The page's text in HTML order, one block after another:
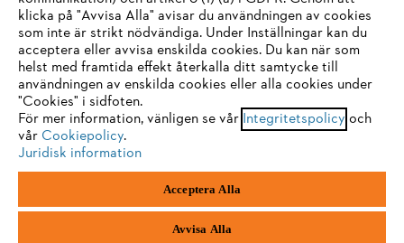
Allmänna villkor och bestämmelser
Integritetspolicy
Juridisk information
Box 3062
Sie nutzen einen Browser, den wir noch nicht unterstützen. Für
eine optimale Nutzung unserer Seite empfehlen wir Ihnen, zu
einem der folgenden Browser zu wechseln:
Firefox Chrome
klicka på "Avvisa Alla" avisar du användningen av cookies
som inte är strikt nödvändiga. Under Inställningar kan du
acceptera eller avvisa enskilda cookies. Du kan när som
helst med framtida effekt återkalla ditt samtycke till
användningen av enskilda cookies eller alla cookies under
"Cookies" i sidfoten.
För mer information, vänligen se vår Integritetspolicy och
vår Cookiepolicy.
Juridisk information
Acceptera Alla
Avvisa Alla